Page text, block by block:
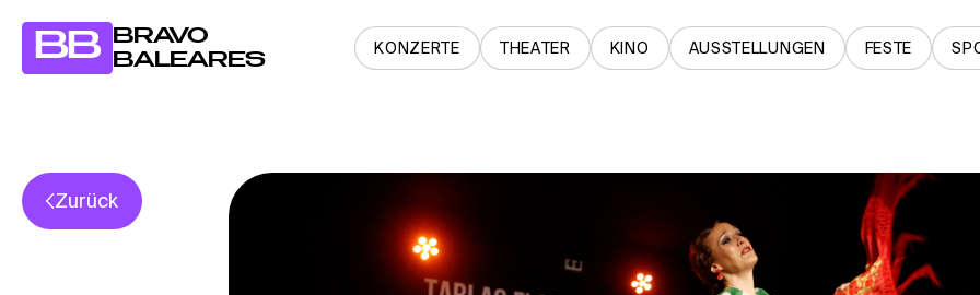
BB
BRAVO
BALEARES
KONZERTE THEATER KINO AUSSTELLUNGEN FESTE
Zurück